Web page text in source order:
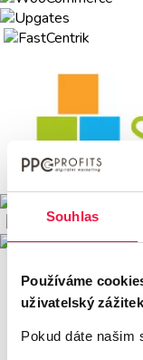
Souhlas
Používáme
uživatelský
Pokud dáte našim